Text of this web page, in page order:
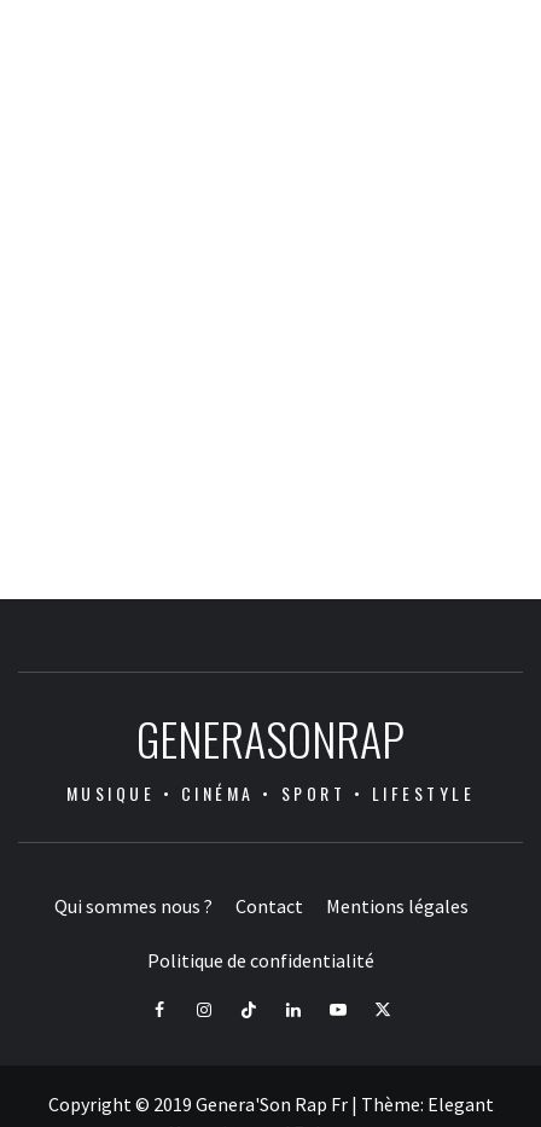
GENERASONRAP
MUSIQUE • CINÉMA • SPORT • LIFESTYLE
Qui sommes nous ? Contact Mentions légales
Politique de confidentialité
FacebookInstagramTiktok LinkedInYoutube
X
Copyright © 2019 Genera'Son Rap Fr | Thème: Elegant